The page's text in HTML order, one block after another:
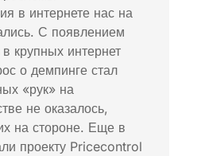
в интернете нас на
С появлением
крупных интернет
о демпинге стал
«рук» на
не оказалось,
на стороне. Еще в
проекту Pricecontrol